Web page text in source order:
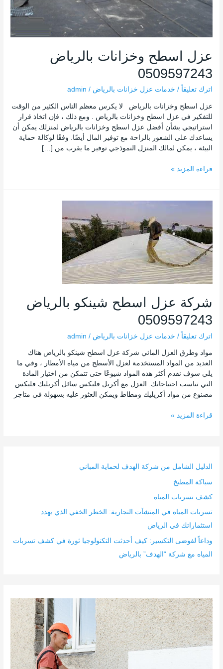
عزل اسطح وخزانات بالرياض
0509597243
اترك تعليقاً / خدمات عزل خزانات بالرياض /
admin
عزل اسطح وخزانات بالرياض لا يكرس معظم الناس الكثير من الوقت
للتفكير في عزل اسطح وخزانات بالرياض . ومع ذلك ، فإن اتخاذ قرار
استراتيجي بشأن أفضل عزل اسطح وخزانات بالرياض لمنزلك يمكن أن
يساعدك على الشعور بالراحة مع توفير المال أيضًا. وفقًا لوكالة حماية
البيئة ، يمكن لمالك المنزل النموذجي توفير ما يقرب من […]
قراءة المزيد »
شركة عزل اسطح شينكو بالرياض
0509597243
اترك تعليقاً / خدمات عزل خزانات بالرياض /
admin
مواد وطرق العزل المائي شركة عزل اسطح شينكو بالرياض هناك
العديد من المواد المستخدمة لعزل الأسطح من مياه الأمطار ، وفي ما
يلي سوف نقدم أكثر هذه المواد شيوعًا حتى تتمكن من اختيار المادة
التي تناسب احتياجاتك. العزل مع أكريل فليكس سائل أكريليك فليكس
مصنوع من مواد أكريليك ومطاط ويمكن العثور عليه بسهولة في متاجر
اسطح
شينكو
بالرياض
0509597243
قراءة المزيد »
الدليل الشامل من شركة الهدف لحماية المباني
سباكة المطبخ
كشف تسربات المياه
تسربات المياه في المنشآت التجارية: الخطر الخفي الذي يهدد
استثماراتك في الرياض
وداعاً لفوضى التكسير: كيف أحدثت التكنولوجيا ثورة في كشف تسربات
المياه مع شركة “الهدف” بالرياض